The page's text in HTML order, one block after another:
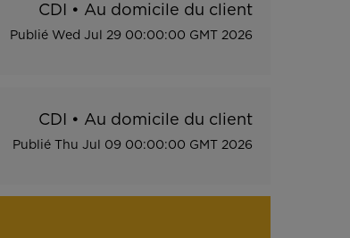
CDI • Au domicile du client
Publié Wed Jul 29 00:00:00 GMT 2026
CDI • Au domicile du client
Publié Thu Jul 09 00:00:00 GMT 2026